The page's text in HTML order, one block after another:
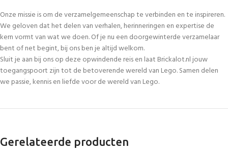
Onze missie is om de verzamelgemeenschap te verbinden en te inspireren.
We geloven dat het delen van verhalen, herinneringen en expertise de
kern vormt van wat we doen. Of je nu een doorgewinterde verzamelaar
bent of net begint, bij ons ben je altijd welkom.
Sluit je aan bij ons op deze opwindende reis en laat Brickalot.nl jouw
toegangspoort zijn tot de betoverende wereld van Lego. Samen delen
we passie, kennis en liefde voor de wereld van Lego.
Gerelateerde producten